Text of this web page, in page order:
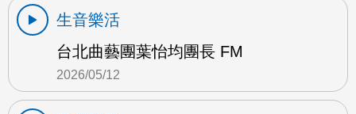
生音樂活
台北曲藝團葉怡均團長 FM
2026/05/12